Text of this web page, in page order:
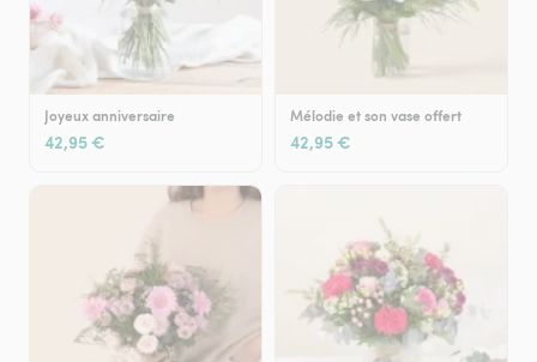
Joyeux anniversaire
42,95 €
Mélodie et son vase offert
42,95 €